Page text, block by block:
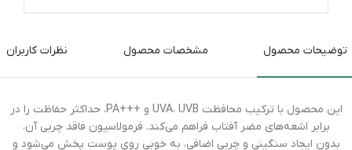
توضیحات محصول مشخصات محصول نظرات کاربران
این محصول با ترکیب محافظت UVA، UVB و +++PA، حداکثر حفاظت را در
برابر اشعه‌های مضر آفتاب فراهم می‌کند. فرمولاسیون فاقد چربی آن،
بدون ایجاد سنگینی و چربی اضافی، به خوبی روی پوست پخش می‌شود و